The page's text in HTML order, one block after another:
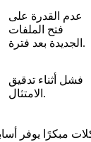
عدم القدرة على
فتح الملفات
الجديدة بعد فترة.
فشل أثناء تدقيق
الامتثال.